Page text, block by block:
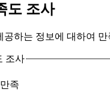
도 조사
공하는 정보에 대하여 만
조사
족